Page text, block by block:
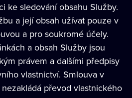
ke sledování obsahu Služby.
a její obsah užívat pouze v
a pro soukromé účely.
a obsah Služby jsou
právem a dalšími předpisy
vlastnictví. Smlouva v
převod vlastnického